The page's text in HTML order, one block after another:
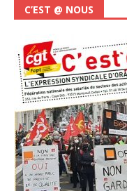
C’EST @ NOUS